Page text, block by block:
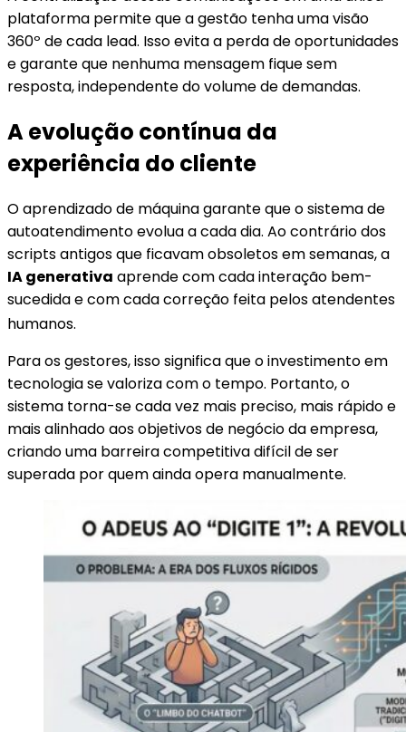
plataforma permite que a gestão tenha uma visão
360º de cada lead. Isso evita a perda de oportunidades
e garante que nenhuma mensagem fique sem
resposta, independente do volume de demandas.
A evolução contínua da
experiência do cliente
O aprendizado de máquina garante que o sistema de
autoatendimento evolua a cada dia. Ao contrário dos
scripts antigos que ficavam obsoletos em semanas, a
IA generativa aprende com cada interação bem-
sucedida e com cada correção feita pelos atendentes
humanos.
Para os gestores, isso significa que o investimento em
tecnologia se valoriza com o tempo. Portanto, o
sistema torna-se cada vez mais preciso, mais rápido e
mais alinhado aos objetivos de negócio da empresa,
criando uma barreira competitiva difícil de ser
superada por quem ainda opera manualmente.